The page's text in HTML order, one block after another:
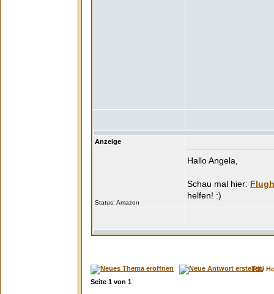
Anzeige
Status:
Hallo Angela,
RIU
Seite 1 von 1